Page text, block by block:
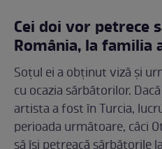
Cei doi vor petrece
România, la familia
Soțul ei a obținut viză și
cu ocazia sărbătorilor.
artista a fost în Turcia,
perioada următoare, căci